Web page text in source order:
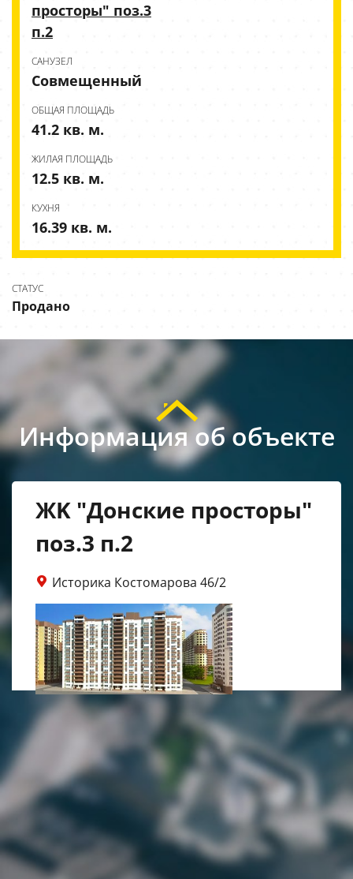
просторы" поз.3
п.2
CАНУЗЕЛ
Совмещенный
ОБЩАЯ ПЛОЩАДЬ
41.2 кв. м.
ЖИЛАЯ ПЛОЩАДЬ
12.5 кв. м.
КУХНЯ
16.39 кв. м.
СТАТУС
Продано
Информация об объекте
ЖK "Донские просторы"
поз.3 п.2
Историка Костомарова 46/2